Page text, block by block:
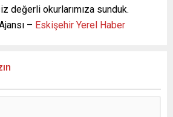
değerli okurlarımıza sunduk.
– Eskişehir Yerel Haber